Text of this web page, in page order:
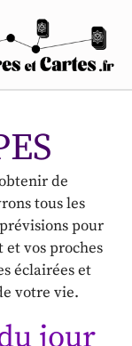
de
tous les
pour
vos proches
éclairées et
votre vie.